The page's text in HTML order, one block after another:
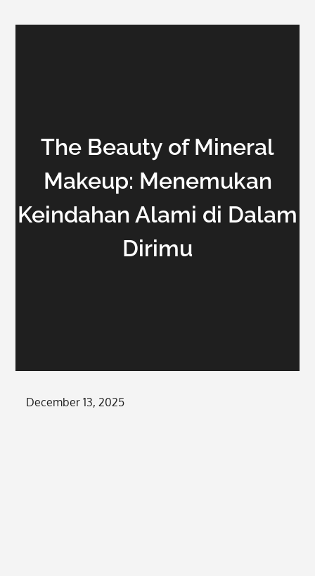
The Beauty of Mineral
Makeup: Menemukan
Keindahan Alami di Dalam
Dirimu
Posted
December 13, 2025